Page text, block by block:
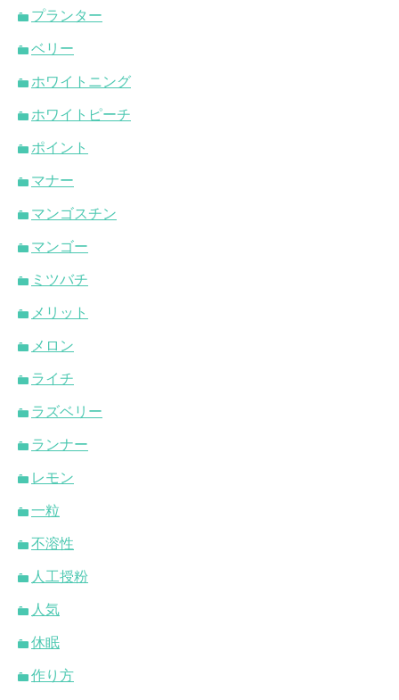
プランター
ベリー
ホワイトニング
ホワイトピーチ
ポイント
マナー
マンゴスチン
マンゴー
ミツバチ
メリット
メロン
ライチ
ラズベリー
ランナー
レモン
一粒
不溶性
人工授粉
人気
休眠
作り方